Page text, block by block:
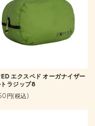
エクスペド オーガナイザー
ラジップ8
円(税込)